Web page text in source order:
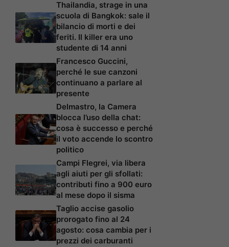
Thailandia, strage in una
scuola di Bangkok: sale il
bilancio di morti e dei
feriti. Il killer era uno
studente di 14 anni
Francesco Guccini,
perché le sue canzoni
continuano a parlare al
presente
Delmastro, la Camera
blocca l’uso della chat:
cosa è successo e perché
il voto accende lo scontro
politico
Campi Flegrei, via libera
agli aiuti per gli sfollati:
contributi fino a 900 euro
al mese dopo il sisma
Taglio accise gasolio
prorogato fino al 24
agosto: cosa cambia per i
prezzi dei carburanti